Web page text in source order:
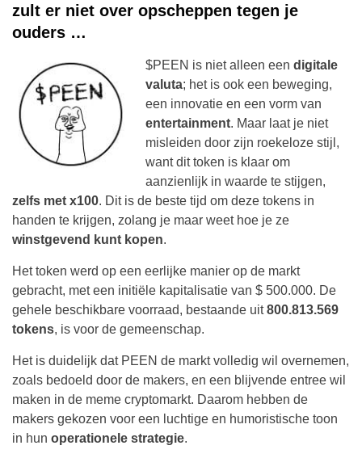
zult er niet over opscheppen tegen je
ouders …
$PEEN is niet alleen een digitale
valuta; het is ook een beweging,
een innovatie en een vorm van
entertainment. Maar laat je niet
misleiden door zijn roekeloze stijl,
want dit token is klaar om
aanzienlijk in waarde te stijgen,
zelfs met x100. Dit is de beste tijd om deze tokens in
handen te krijgen, zolang je maar weet hoe je ze
winstgevend kunt kopen.
Het token werd op een eerlijke manier op de markt
gebracht, met een initiële kapitalisatie van $ 500.000. De
gehele beschikbare voorraad, bestaande uit800.813.569
tokens, is voor de gemeenschap.
Het is duidelijk dat PEEN de markt volledig wil overnemen,
zoals bedoeld door de makers, en een blijvende entree wil
maken in de meme cryptomarkt. Daarom hebben de
makers gekozen voor een luchtige en humoristische toon
in hun operationele strategie.